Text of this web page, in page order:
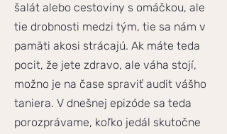
šalát alebo cestoviny s omáčkou, ale
tie drobnosti medzi tým, tie sa nám v
pamäti akosi strácajú. Ak máte teda
pocit, že jete zdravo, ale váha stojí,
možno je na čase spraviť audit vášho
taniera. V dnešnej epizóde sa teda
porozprávame, koľko jedál skutočne